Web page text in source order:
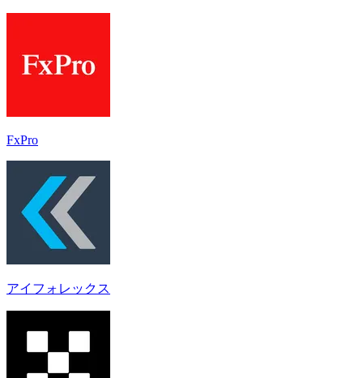
FxPro
アイフォレックス